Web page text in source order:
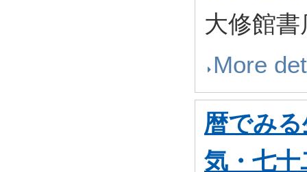
大修館
More
暦でみ
気・七十